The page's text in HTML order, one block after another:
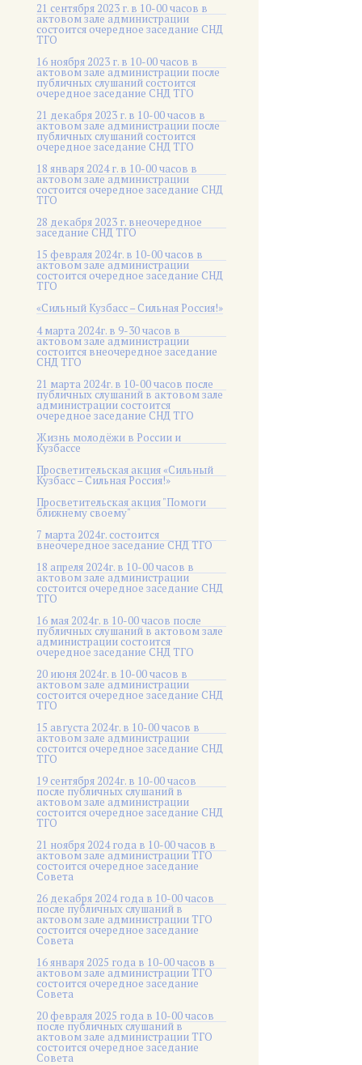
21 сентября 2023 г. в 10-00 часов в
актовом зале администрации
состоится очередное заседание СНД
ТГО
16 ноября 2023 г. в 10-00 часов в
актовом зале администрации после
публичных слушаний состоится
очередное заседание СНД ТГО
21 декабря 2023 г. в 10-00 часов в
актовом зале администрации после
публичных слушаний состоится
очередное заседание СНД ТГО
18 января 2024 г. в 10-00 часов в
актовом зале администрации
состоится очередное заседание СНД
ТГО
28 декабря 2023 г. внеочередное
заседание СНД ТГО
15 февраля 2024г. в 10-00 часов в
актовом зале администрации
состоится очередное заседание СНД
ТГО
«Сильный Кузбасс – Сильная Россия!»
4 марта 2024г. в 9-30 часов в
актовом зале администрации
состоится внеочередное заседание
СНД ТГО
21 марта 2024г. в 10-00 часов после
публичных слушаний в актовом зале
администрации состоится
очередное заседание СНД ТГО
Жизнь молодёжи в России и
Кузбассе
Просветительская акция «Сильный
Кузбасс – Сильная Россия!»
Просветительская акция "Помоги
ближнему своему"
7 марта 2024г. состоится
внеочередное заседание СНД ТГО
18 апреля 2024г. в 10-00 часов в
актовом зале администрации
состоится очередное заседание СНД
ТГО
16 мая 2024г. в 10-00 часов после
публичных слушаний в актовом зале
администрации состоится
очередное заседание СНД ТГО
20 июня 2024г. в 10-00 часов в
актовом зале администрации
состоится очередное заседание СНД
ТГО
15 августа 2024г. в 10-00 часов в
актовом зале администрации
состоится очередное заседание СНД
ТГО
19 сентября 2024г. в 10-00 часов
после публичных слушаний в
актовом зале администрации
состоится очередное заседание СНД
ТГО
21 ноября 2024 года в 10-00 часов в
актовом зале администрации ТГО
состоится очередное заседание
Совета
26 декабря 2024 года в 10-00 часов
после публичных слушаний в
актовом зале администрации ТГО
состоится очередное заседание
Совета
16 января 2025 года в 10-00 часов в
актовом зале администрации ТГО
состоится очередное заседание
Совета
20 февраля 2025 года в 10-00 часов
после публичных слушаний в
актовом зале администрации ТГО
состоится очередное заседание
Совета